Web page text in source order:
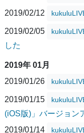
2019/02/12
2019/02/05
した
2019年 01月
2019/01/26
2019/01/15
(iOS版)」バージョン
2019/01/14